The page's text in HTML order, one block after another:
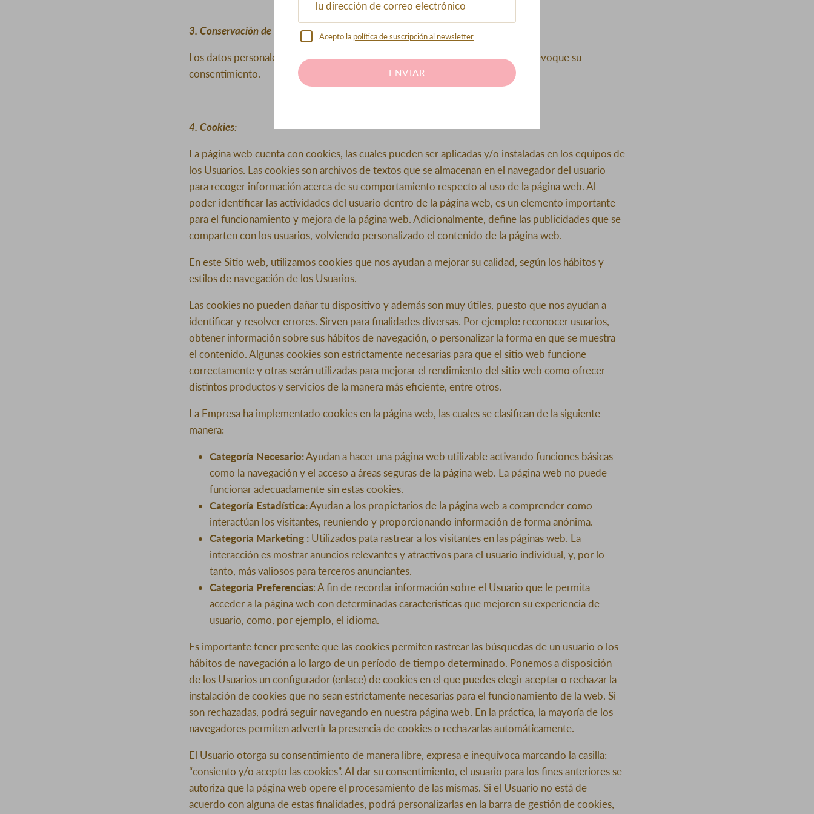
3. Conservación de datos personales:
Los datos personales serán conservados por un plazo de 10 años o hasta que revoque su
consentimiento.
4. Cookies:
La página web cuenta con cookies, las cuales pueden ser aplicadas y/o instaladas en los equipos de
los Usuarios. Las cookies son archivos de textos que se almacenan en el navegador del usuario
para recoger información acerca de su comportamiento respecto al uso de la página web. Al
poder identificar las actividades del usuario dentro de la página web, es un elemento importante
para el funcionamiento y mejora de la página web. Adicionalmente, define las publicidades que se
comparten con los usuarios, volviendo personalizado el contenido de la página web.
En este Sitio web, utilizamos cookies que nos ayudan a mejorar su calidad, según los hábitos y
estilos de navegación de los Usuarios.
Las cookies no pueden dañar tu dispositivo y además son muy útiles, puesto que nos ayudan a
identificar y resolver errores. Sirven para finalidades diversas. Por ejemplo: reconocer usuarios,
obtener información sobre sus hábitos de navegación, o personalizar la forma en que se muestra
el contenido. Algunas cookies son estrictamente necesarias para que el sitio web funcione
correctamente y otras serán utilizadas para mejorar el rendimiento del sitio web como ofrecer
distintos productos y servicios de la manera más eficiente, entre otros.
La Empresa ha implementado cookies en la página web, las cuales se clasifican de la siguiente
manera:
Categoría Necesario:Ayudan a hacer una página web utilizable activando funciones básicas
como la navegación y el acceso a áreas seguras de la página web. La página web no puede
funcionar adecuadamente sin estas cookies.
Categoría Estadística:Ayudan a los propietarios de la página web a comprender como
interactúan los visitantes, reuniendo y proporcionando información de forma anónima.
Categoría Marketing : Utilizados pata rastrear a los visitantes en las páginas web. La
interacción es mostrar anuncios relevantes y atractivos para el usuario individual, y, por lo
tanto, más valiosos para terceros anunciantes.
Categoría Preferencias: A fin de recordar información sobre el Usuario que le permita
acceder a la página web con determinadas características que mejoren su experiencia de
usuario, como, por ejemplo, el idioma.
Es importante tener presente que las cookies permiten rastrear las búsquedas de un usuario o los
hábitos de navegación a lo largo de un período de tiempo determinado. Ponemos a disposición
de los Usuarios un configurador (enlace) de cookies en el que puedes elegir aceptar o rechazar la
instalación de cookies que no sean estrictamente necesarias para el funcionamiento de la web. Si
son rechazadas, podrá seguir navegando en nuestra página web. En la práctica, la mayoría de los
navegadores permiten advertir la presencia de cookies o rechazarlas automáticamente.
El Usuario otorga su consentimiento de manera libre, expresa e inequívoca marcando la casilla:
“consiento y/o acepto las cookies”. Al dar su consentimiento, el usuario para los fines anteriores se
autoriza que la página web opere el procesamiento de las mismas. Si el Usuario no está de
acuerdo con alguna de estas finalidades, podrá personalizarlas en la barra de gestión de cookies,
Acepto la política de suscripción al newsletter
ENVIAR